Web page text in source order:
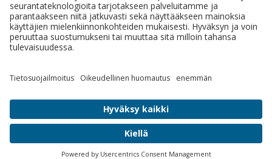
Yhteystiedot
Schaumann Finland Oy
Satulasepänkatu 12
+358 50 462 2877
Lähetä viesti.
© 2026 Schaumann Finland Oy